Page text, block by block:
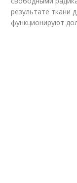
результате
функционируют